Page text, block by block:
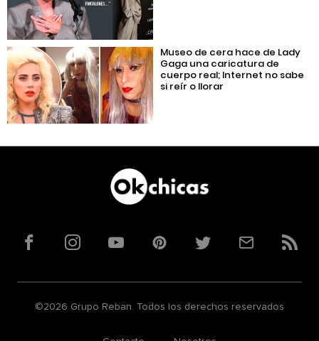
Museo de cera hace de Lady
Gaga una caricatura de
cuerpo real; Internet no sabe
si reír o llorar
FacebookInstagramYouTubePinterestTwitterCorreoRSS
©2026 Grupo Reban. Todos los derechos reservados